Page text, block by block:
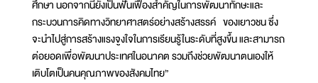
ศึกษา นอกจากนี้ยังเป็นฟันเฟืองสำคัญในการพัฒนาทักษะและ
กระบวนการคิดทางวิทยาศาสตร์อย่างสร้างสรรค์ ของเยาวชน ซึ่ง
จะนำไปสู่การสร้างแรงจูงใจในการเรียนรู้ในระดับที่สูงขึ้น และสามารถ
ต่อยอดเพื่อพัฒนาประเทศในอนาคต รวมถึงช่วยพัฒนาตนเองให้
เติบโตเป็นคนคุณภาพของสังคมไทย”